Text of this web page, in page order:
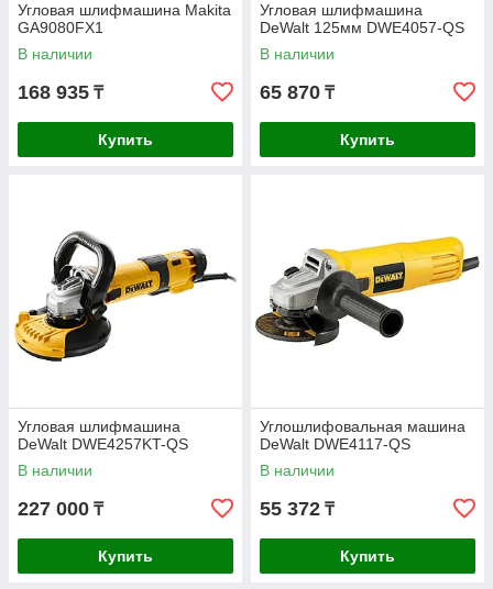
Угловая шлифмашина Makita
GA9080FX1
В наличии
168 935 ₸
Купить
Угловая шлифмашина
DeWalt 125мм DWE4057-QS
В наличии
65 870 ₸
Купить
Угловая шлифмашина
DeWalt DWE4257KT-QS
В наличии
227 000 ₸
Купить
Углошлифовальная машина
DeWalt DWE4117-QS
В наличии
55 372 ₸
Купить